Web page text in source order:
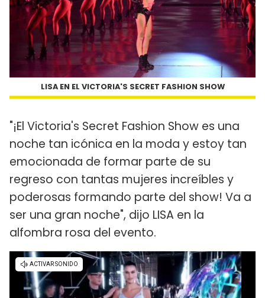
LISA EN EL VICTORIA'S SECRET FASHION SHOW
"¡El Victoria's Secret Fashion Show es una
noche tan icónica en la moda y estoy tan
emocionada de formar parte de su
regreso con tantas mujeres increíbles y
poderosas formando parte del show! Va a
ser una gran noche", dijo LISA en la
alfombra rosa del evento.